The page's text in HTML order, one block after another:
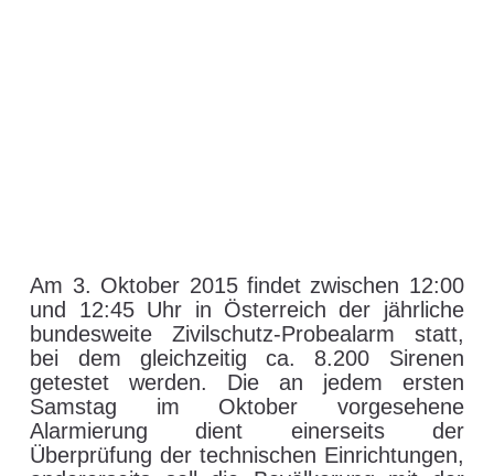
Am 3. Oktober 2015 findet zwischen 12:00
und 12:45 Uhr in Österreich der jährliche
bundesweite Zivilschutz-Probealarm statt,
bei dem gleichzeitig ca. 8.200 Sirenen
getestet werden. Die an jedem ersten
Samstag im Oktober vorgesehene
Alarmierung dient einerseits der
Überprüfung der technischen Einrichtungen,